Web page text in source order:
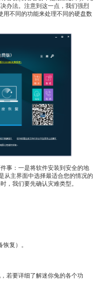
办法。注意到这一点，我们强烈
用不同的功能来处理不同的硬盘数
事：一是将软件安装到安全的地
从主界面中选择最适合您的情况的
，我们要先确认灾难类型。
复）。
若要详细了解迷你兔的各个功